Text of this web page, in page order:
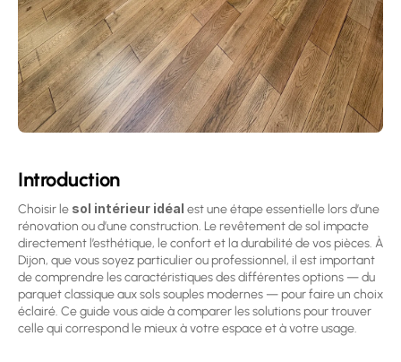
Introduction
Choisir le sol intérieur idéal est une étape essentielle lors d’une
rénovation ou d’une construction. Le revêtement de sol impacte
directement l’esthétique, le confort et la durabilité de vos pièces. À
Dijon, que vous soyez particulier ou professionnel, il est important
de comprendre les caractéristiques des différentes options — du
parquet classique aux sols souples modernes — pour faire un choix
éclairé. Ce guide vous aide à comparer les solutions pour trouver
celle qui correspond le mieux à votre espace et à votre usage.